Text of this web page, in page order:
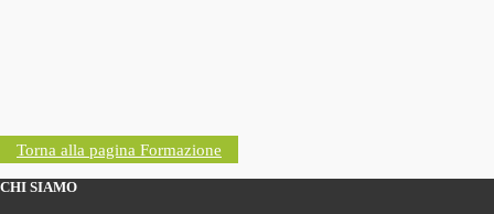
Torna alla pagina Formazione
CHI SIAMO